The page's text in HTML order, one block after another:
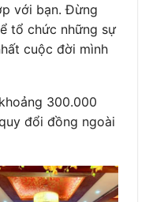
với bạn. Đừng
tổ chức những sự
cuộc đời mình
300.000
đổi đồng ngoài